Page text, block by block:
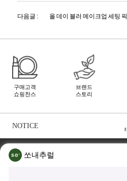
다음글 : 올 데이 블러 메이크업 세팅
구매고객
쇼핑찬스
브랜드
스토리
NOTICE
쏘내추럴 소개
쏘내추럴